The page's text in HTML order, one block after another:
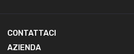
CONTATTACI
AZIENDA